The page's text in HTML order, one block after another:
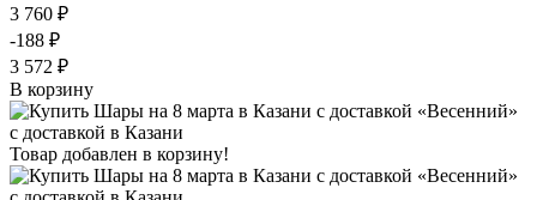
3 760 ₽
-188 ₽
3 572 ₽
В корзину
Товар добавлен в корзину!